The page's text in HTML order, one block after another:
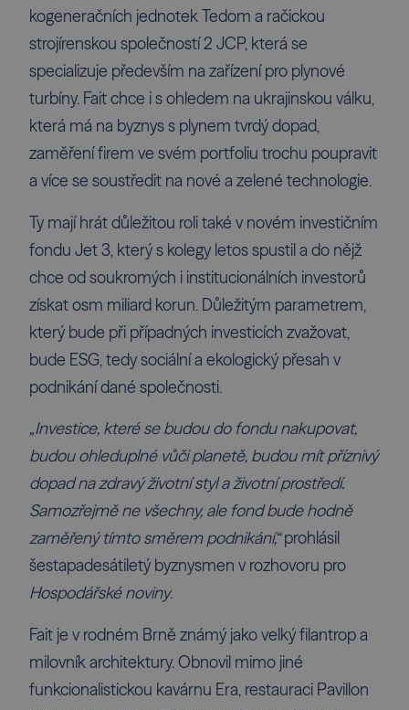
kogeneračních jednotek Tedom a račickou
strojírenskou společností 2 JCP, která se
specializuje především na zařízení pro plynové
turbíny. Fait chce i s ohledem na ukrajinskou válku,
která má na byznys s plynem tvrdý dopad,
zaměření firem ve svém portfoliu trochu poupravit
a více se soustředit na nové a zelené technologie.
Ty mají hrát důležitou roli také v novém investičním
fondu Jet 3, který s kolegy letos spustil a do nějž
chce od soukromých i institucionálních investorů
získat osm miliard korun. Důležitým parametrem,
který bude při případných investicích zvažovat,
bude ESG, tedy sociální a ekologický přesah v
podnikání dané společnosti.
„Investice, které se budou do fondu nakupovat,
budou ohleduplné vůči planetě, budou mít příznivý
dopad na zdravý životní styl a životní prostředí.
Samozřejmě ne všechny, ale fond bude hodně
zaměřený tímto směrem podnikání,“ prohlásil
šestapadesátiletý byznysmen v rozhovoru pro
Hospodářské noviny.
Fait je v rodném Brně známý jako velký filantrop a
milovník architektury. Obnovil mimo jiné
funkcionalistickou kavárnu Era, restauraci Pavillon